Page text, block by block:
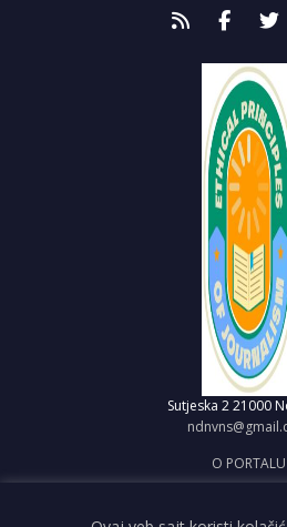
Sutjeska 2 21000
O PORTALU